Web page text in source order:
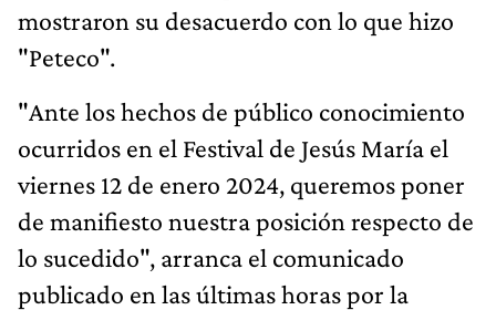
mostraron su desacuerdo con lo que hizo
"Peteco".
"Ante los hechos de público conocimiento
ocurridos en el Festival de Jesús María el
viernes 12 de enero 2024, queremos poner
de manifiesto nuestra posición respecto de
lo sucedido", arranca el comunicado
publicado en las últimas horas por la